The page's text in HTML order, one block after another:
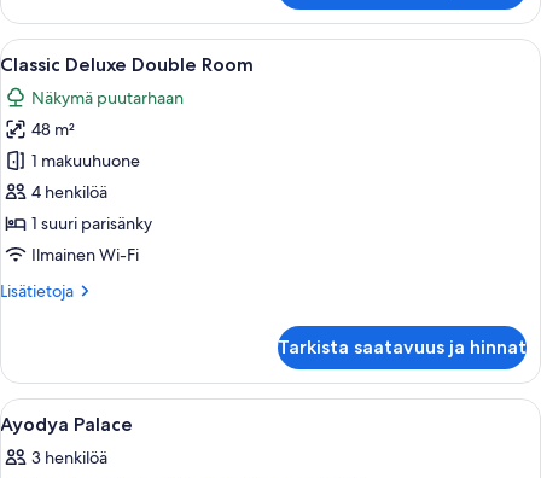
-
All
Inclusive
Avaa
kaikki
huonetyypin
Classic
Deluxe
Double
Room
kuvat
Hotellihuone, jossa on suuri sänky,
7
Classic Deluxe Double Room
Näkymä puutarhaan
48 m²
1 makuuhuone
4 henkilöä
1 suuri parisänky
Ilmainen Wi-Fi
Lisätietoja
Lisätietoja
Double
Room
Tarkista saatavuus ja hinnat
Avaa
kaikki
huonetyypin
Hotellihuone, jossa on kaksi
10
Ayodya Palace
3 henkilöä